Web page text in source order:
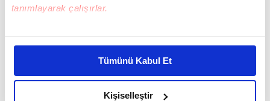
tanımlayarak çalışırlar.
Bu çerezlere izin vermeniz halinde sizlere özel
daha iyi reklam deneyimi yaşatabiliriz. Bunu yaparken
amacımızın size daha iyi bir reklam deneyimi sunmak
olduğunu ve sizlere en iyi içerikleri sunabilmek adına
Tümünü Kabul Et
Kişiselleştir